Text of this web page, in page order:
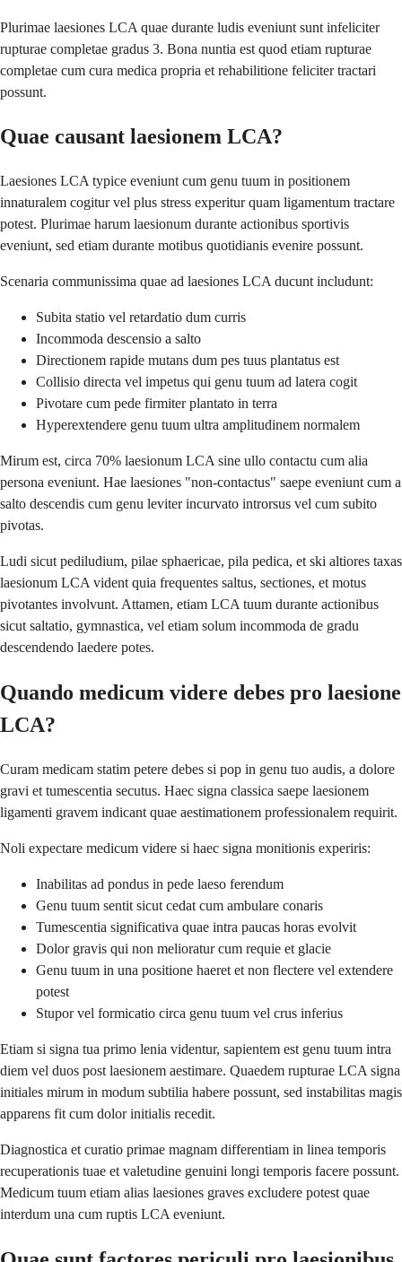
Plurimae laesiones LCA quae durante ludis eveniunt sunt infeliciter
rupturae completae gradus 3. Bona nuntia est quod etiam rupturae
completae cum cura medica propria et rehabilitione feliciter tractari
possunt.
Quae causant laesionem LCA?
Laesiones LCA typice eveniunt cum genu tuum in positionem
innaturalem cogitur vel plus stress experitur quam ligamentum tractare
potest. Plurimae harum laesionum durante actionibus sportivis
eveniunt, sed etiam durante motibus quotidianis evenire possunt.
Scenaria communissima quae ad laesiones LCA ducunt includunt:
Subita statio vel retardatio dum curris
Incommoda descensio a salto
Directionem rapide mutans dum pes tuus plantatus est
Collisio directa vel impetus qui genu tuum ad latera cogit
Pivotare cum pede firmiter plantato in terra
Hyperextendere genu tuum ultra amplitudinem normalem
Mirum est, circa 70% laesionum LCA sine ullo contactu cum alia
persona eveniunt. Hae laesiones "non-contactus" saepe eveniunt cum a
salto descendis cum genu leviter incurvato introrsus vel cum subito
pivotas.
Ludi sicut pediludium, pilae sphaericae, pila pedica, et ski altiores taxas
laesionum LCA vident quia frequentes saltus, sectiones, et motus
pivotantes involvunt. Attamen, etiam LCA tuum durante actionibus
sicut saltatio, gymnastica, vel etiam solum incommoda de gradu
descendendo laedere potes.
Quando medicum videre debes pro laesione
LCA?
Curam medicam statim petere debes si pop in genu tuo audis, a dolore
gravi et tumescentia secutus. Haec signa classica saepe laesionem
ligamenti gravem indicant quae aestimationem professionalem requirit.
Noli expectare medicum videre si haec signa monitionis experiris:
Inabilitas ad pondus in pede laeso ferendum
Genu tuum sentit sicut cedat cum ambulare conaris
Tumescentia significativa quae intra paucas horas evolvit
Dolor gravis qui non melioratur cum requie et glacie
Genu tuum in una positione haeret et non flectere vel extendere
potest
Stupor vel formicatio circa genu tuum vel crus inferius
Etiam si signa tua primo lenia videntur, sapientem est genu tuum intra
diem vel duos post laesionem aestimare. Quaedem rupturae LCA signa
initiales mirum in modum subtilia habere possunt, sed instabilitas magis
apparens fit cum dolor initialis recedit.
Diagnostica et curatio primae magnam differentiam in linea temporis
recuperationis tuae et valetudine genuini longi temporis facere possunt.
Medicum tuum etiam alias laesiones graves excludere potest quae
interdum una cum ruptis LCA eveniunt.